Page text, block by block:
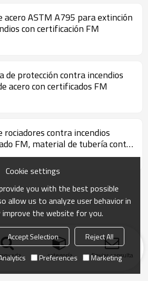
acero ASTM A795 para extinción
con certificación FM
de protección contra incendios
acero con certificados FM
rociadores contra incendios
FM, material de tubería contra
categoría Enviar consulta
Cookie settings
you with the best possible
allow us to analyze user behavior in
the website for you.
Accept Selection
Reject All
Preferences Marketing